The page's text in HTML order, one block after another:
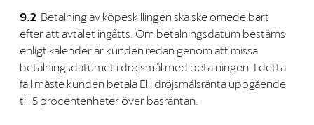
9.2 Betalning av köpeskillingen ska ske omedelbart
efter att avtalet ingåtts. Om betalningsdatum bestäms
enligt kalender är kunden redan genom att missa
betalningsdatumet i dröjsmål med betalningen. I detta
fall måste kunden betala Elli dröjsmålsränta uppgående
till 5 procentenheter över basräntan.